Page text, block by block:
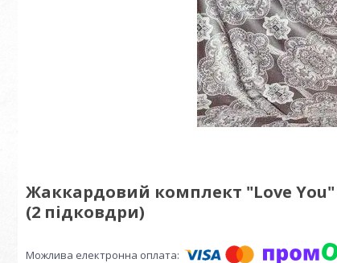
Жаккардовий комплект "Love You"
(2 підковдри)